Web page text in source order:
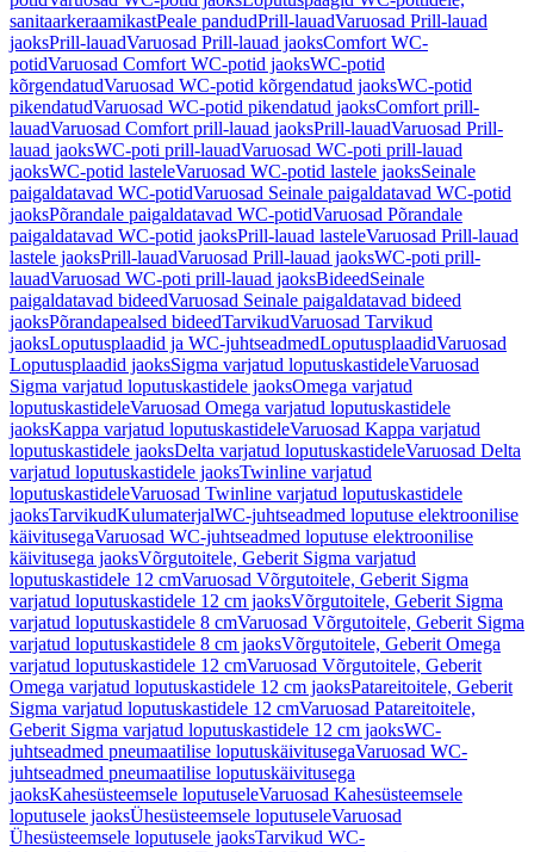
sanitaarkeraamikastPeale pandudPrill-lauadVaruosad Prill-lauad
jaoksPrill-lauadVaruosad Prill-lauad jaoksComfort WC-
potidVaruosad Comfort WC-potid jaoksWC-potid
kõrgendatudVaruosad WC-potid kõrgendatud jaoksWC-potid
pikendatudVaruosad WC-potid pikendatud jaoksComfort prill-
lauadVaruosad Comfort prill-lauad jaoksPrill-lauadVaruosad Prill-
lauad jaoksWC-poti prill-lauadVaruosad WC-poti prill-lauad
jaoksWC-potid lasteleVaruosad WC-potid lastele jaoksSeinale
paigaldatavad WC-potidVaruosad Seinale paigaldatavad WC-potid
jaoksPõrandale paigaldatavad WC-potidVaruosad Põrandale
paigaldatavad WC-potid jaoksPrill-lauad lasteleVaruosad Prill-lauad
lastele jaoksPrill-lauadVaruosad Prill-lauad jaoksWC-poti prill-
lauadVaruosad WC-poti prill-lauad jaoksBideedSeinale
paigaldatavad bideedVaruosad Seinale paigaldatavad bideed
jaoksPõrandapealsed bideedTarvikudVaruosad Tarvikud
jaoksLoputusplaadid ja WC-juhtseadmedLoputusplaadidVaruosad
Loputusplaadid jaoksSigma varjatud loputuskastideleVaruosad
Sigma varjatud loputuskastidele jaoksOmega varjatud
loputuskastideleVaruosad Omega varjatud loputuskastidele
jaoksKappa varjatud loputuskastideleVaruosad Kappa varjatud
loputuskastidele jaoksDelta varjatud loputuskastideleVaruosad Delta
varjatud loputuskastidele jaoksTwinline varjatud
loputuskastideleVaruosad Twinline varjatud loputuskastidele
jaoksTarvikudKulumaterjalWC-juhtseadmed loputuse elektroonilise
käivitusegaVaruosad WC-juhtseadmed loputuse elektroonilise
käivitusega jaoksVõrgutoitele, Geberit Sigma varjatud
loputuskastidele 12 cmVaruosad Võrgutoitele, Geberit Sigma
varjatud loputuskastidele 12 cm jaoksVõrgutoitele, Geberit Sigma
varjatud loputuskastidele 8 cmVaruosad Võrgutoitele, Geberit Sigma
varjatud loputuskastidele 8 cm jaoksVõrgutoitele, Geberit Omega
varjatud loputuskastidele 12 cmVaruosad Võrgutoitele, Geberit
Omega varjatud loputuskastidele 12 cm jaoksPatareitoitele, Geberit
Sigma varjatud loputuskastidele 12 cmVaruosad Patareitoitele,
Geberit Sigma varjatud loputuskastidele 12 cm jaoksWC-
juhtseadmed pneumaatilise loputuskäivitusegaVaruosad WC-
juhtseadmed pneumaatilise loputuskäivitusega
jaoksKahesüsteemsele loputuseleVaruosad Kahesüsteemsele
loputusele jaoksÜhesüsteemsele loputuseleVaruosad
Ühesüsteemsele loputusele jaoksTarvikud WC-